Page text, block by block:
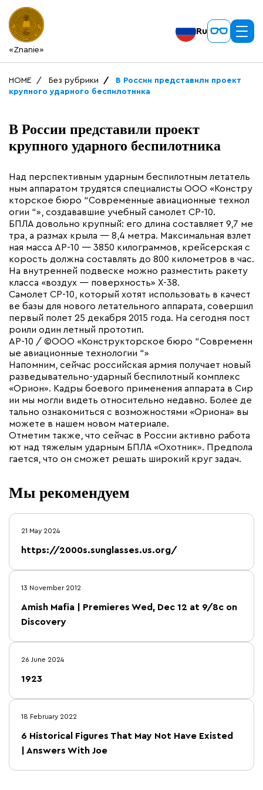
«Znanie»
Ru
HOME Без рубрики
В России представили проект
крупного ударного беспилотника
В России представили проект
крупного ударного беспилотника
Над перспективным ударным беспилотным летатель
ным аппаратом трудятся специалисты ООО «Констру
кторское бюро “‎Современные авиационные технол
огии “‎», создававшие учебный самолет СР-10.
БПЛА довольно крупный: его длина составляет 9,7 ме
тра, а размах крыла — 8,4 метра. Максимальная взлет
ная масса АР-10 — 3850 килограммов, крейсерская с
корость должна составлять до 800 километров в час.
На внутренней подвеске можно разместить ракету
класса «воздух — поверхность» Х-38.
Самолет СР-10, который хотят использовать в качест
ве базы для нового летательного аппарата, совершил
первый полет 25 декабря 2015 года. На сегодня пост
роили один летный прототип.
АР-10 / ©ООО «Конструкторское бюро “‎Современн
ые авиационные технологии “‎»
Напомним, сейчас российская армия получает новый
разведывательно-ударный беспилотный комплекс
«Орион». Кадры боевого применения аппарата в Сир
ии мы могли видеть относительно недавно. Более де
тально ознакомиться с возможностями «Ориона» вы
можете в нашем новом материале.
Отметим также, что сейчас в России активно работа
ют над тяжелым ударным БПЛА «Охотник». Предпола
гается, что он сможет решать широкий круг задач.
Мы рекомендуем
21 May 2024
https://2000s.sunglasses.us.org/
13 November 2012
Amish Mafia | Premieres Wed, Dec 12 at 9/8c on
Discovery
26 June 2024
1923
18 February 2022
6 Historical Figures That May Not Have Existed
| Answers With Joe